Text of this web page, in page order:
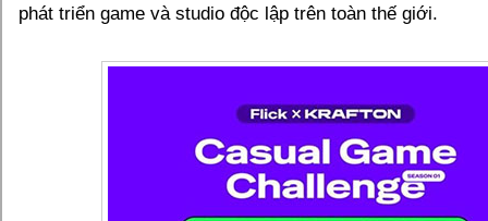
phát triển game và studio độc lập trên toàn thế giới.